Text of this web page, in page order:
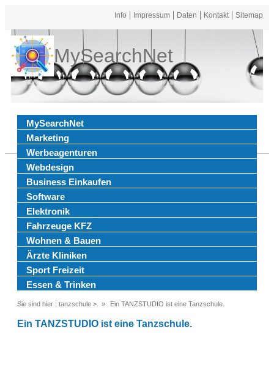
Info Impressum Daten Kontakt Sitemap
MySearchNet
MySearchNet
Marketing
Werbeagenturen
Webdesign
Business Einkaufen
Software
Elektronik
Fahrzeuge KFZ
Wohnen & Bauen
Ärzte Kliniken
Sport Freizeit
Essen & Trinken
Sie sind hier : tanzschule > Ein TANZSTUDIO ist eine Tanzschule.
Ein TANZSTUDIO ist eine Tanzschule.